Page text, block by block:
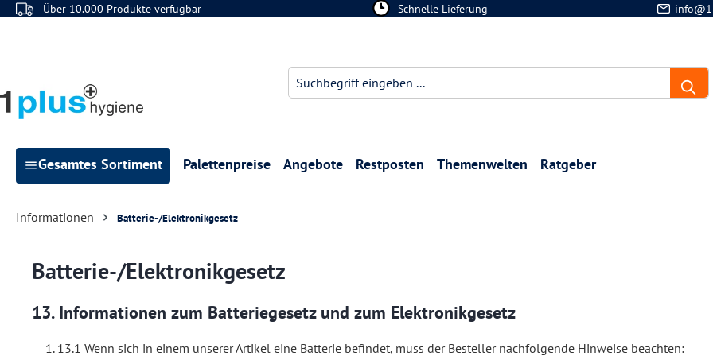
Hauptinhalt springen
Zur Suche springen
Zur Hauptnavigation springen
Über 10.000 Produkte verfügbar Schnelle Lieferung
Gesamtes Sortiment Palettenpreise Angebote Restposten Themenwelten Ratgeber
Informationen Batterie-/Elektronikgesetz
Batterie-/Elektronikgesetz
13. Informationen zum Batteriegesetz und zum Elektronikgesetz
13.1 Wenn sich in einem unserer Artikel eine Batterie befindet, muss der Besteller nachfolgende Hinweise beachten: